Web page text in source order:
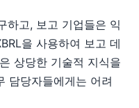
하고, 보고 기업들은 익
을 사용하여 보고 데
상당한 기술적 지식을
담당자들에게는 어려